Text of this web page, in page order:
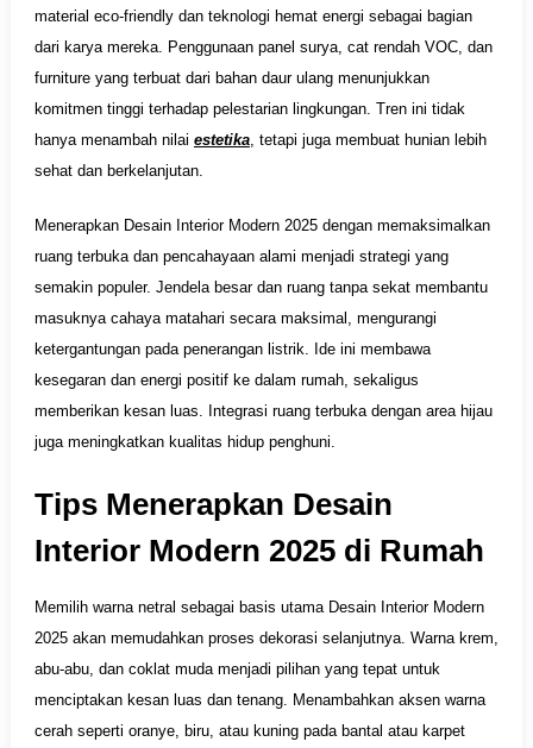
material eco-friendly dan teknologi hemat energi sebagai bagian
dari karya mereka. Penggunaan panel surya, cat rendah VOC, dan
furniture yang terbuat dari bahan daur ulang menunjukkan
komitmen tinggi terhadap pelestarian lingkungan. Tren ini tidak
hanya menambah nilai estetika, tetapi juga membuat hunian lebih
sehat dan berkelanjutan.
Menerapkan Desain Interior Modern 2025 dengan memaksimalkan
ruang terbuka dan pencahayaan alami menjadi strategi yang
semakin populer. Jendela besar dan ruang tanpa sekat membantu
masuknya cahaya matahari secara maksimal, mengurangi
ketergantungan pada penerangan listrik. Ide ini membawa
kesegaran dan energi positif ke dalam rumah, sekaligus
memberikan kesan luas. Integrasi ruang terbuka dengan area hijau
juga meningkatkan kualitas hidup penghuni.
Tips Menerapkan Desain
Interior Modern 2025 di Rumah
Memilih warna netral sebagai basis utama Desain Interior Modern
2025 akan memudahkan proses dekorasi selanjutnya. Warna krem,
abu-abu, dan coklat muda menjadi pilihan yang tepat untuk
menciptakan kesan luas dan tenang. Menambahkan aksen warna
cerah seperti oranye, biru, atau kuning pada bantal atau karpet